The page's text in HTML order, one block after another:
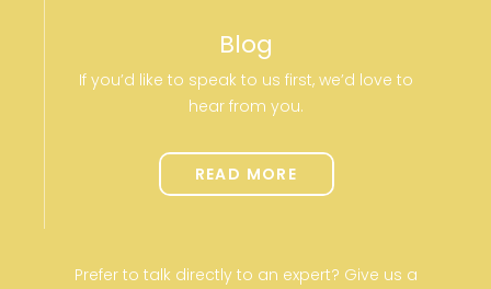
Blog
If you’d like to speak to us first, we’d love to
hear from you.
READ MORE
Prefer to talk directly to an expert? Give us a